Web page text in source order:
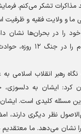
تشکر می‌کنم.
ما و ولایت فقیه و ظرفیت
خود را در بحران‌ها
چندین بار کارآمدی
رهبر انقلاب اسلامی
کرد: ایشان به
این مسئله کلیدی است.
نظر دیگری دارند،
نشان می‌دهد. ما